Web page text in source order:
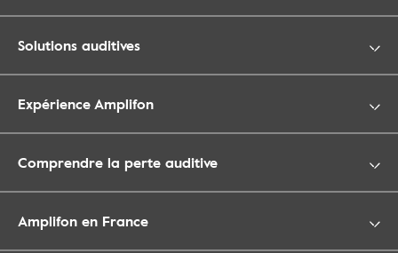
Solutions auditives
Expérience Amplifon
Comprendre la perte auditive
Amplifon en France